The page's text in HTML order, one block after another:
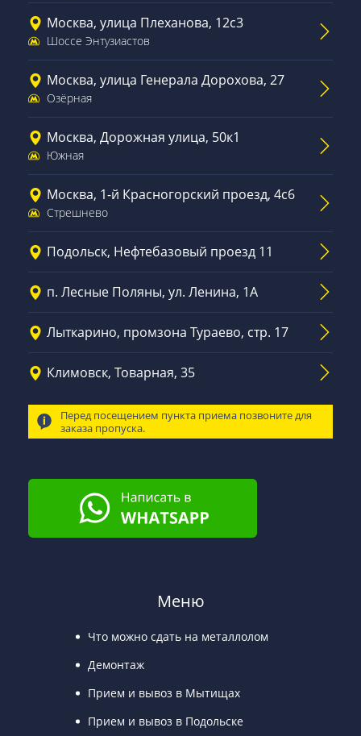
Москва, улица Плеханова, 12с3
Шоссе Энтузиастов
Москва, улица Генерала Дорохова, 27
Озёрная
Москва, Дорожная улица, 50к1
Южная
Москва, 1-й Красногорский проезд, 4с6
Стрешнево
Подольск, Нефтебазовый проезд 11
п. Лесные Поляны, ул. Ленина, 1А
Лыткарино, промзона Тураево, стр. 17
Климовск, Товарная, 35
Перед посещением пункта приема позвоните для
заказа пропуска.
Меню
Что можно сдать на металлолом
Демонтаж
Прием и вывоз в Мытищах
Прием и вывоз в Подольске